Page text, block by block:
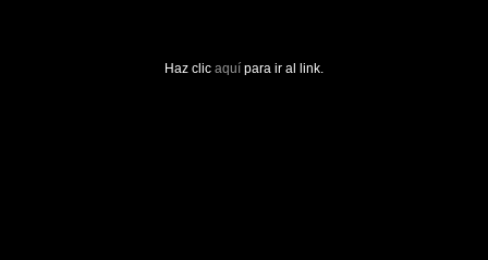
Haz clic aquí para ir al link.